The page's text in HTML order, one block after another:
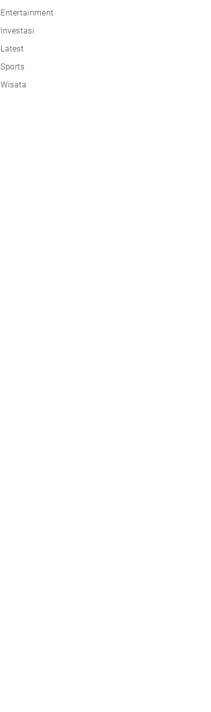
Entertainment
Investasi
Latest
Sports
Wisata